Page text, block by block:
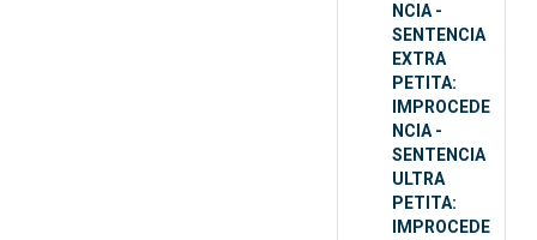
NCIA -
SENTENCIA
EXTRA
PETITA:
IMPROCEDE
NCIA -
SENTENCIA
ULTRA
PETITA:
IMPROCEDE